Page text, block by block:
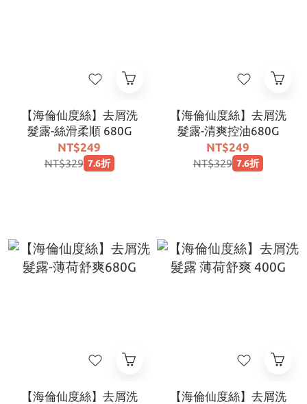
【海倫仙度絲】去屑洗
髮露-絲滑柔順 680G
NT$249
NT$329 7.6折
【海倫仙度絲】去屑洗
髮露-清爽控油680G
NT$249
NT$329 7.6折
【海倫仙度絲】去屑洗
【海倫仙度絲】去屑洗